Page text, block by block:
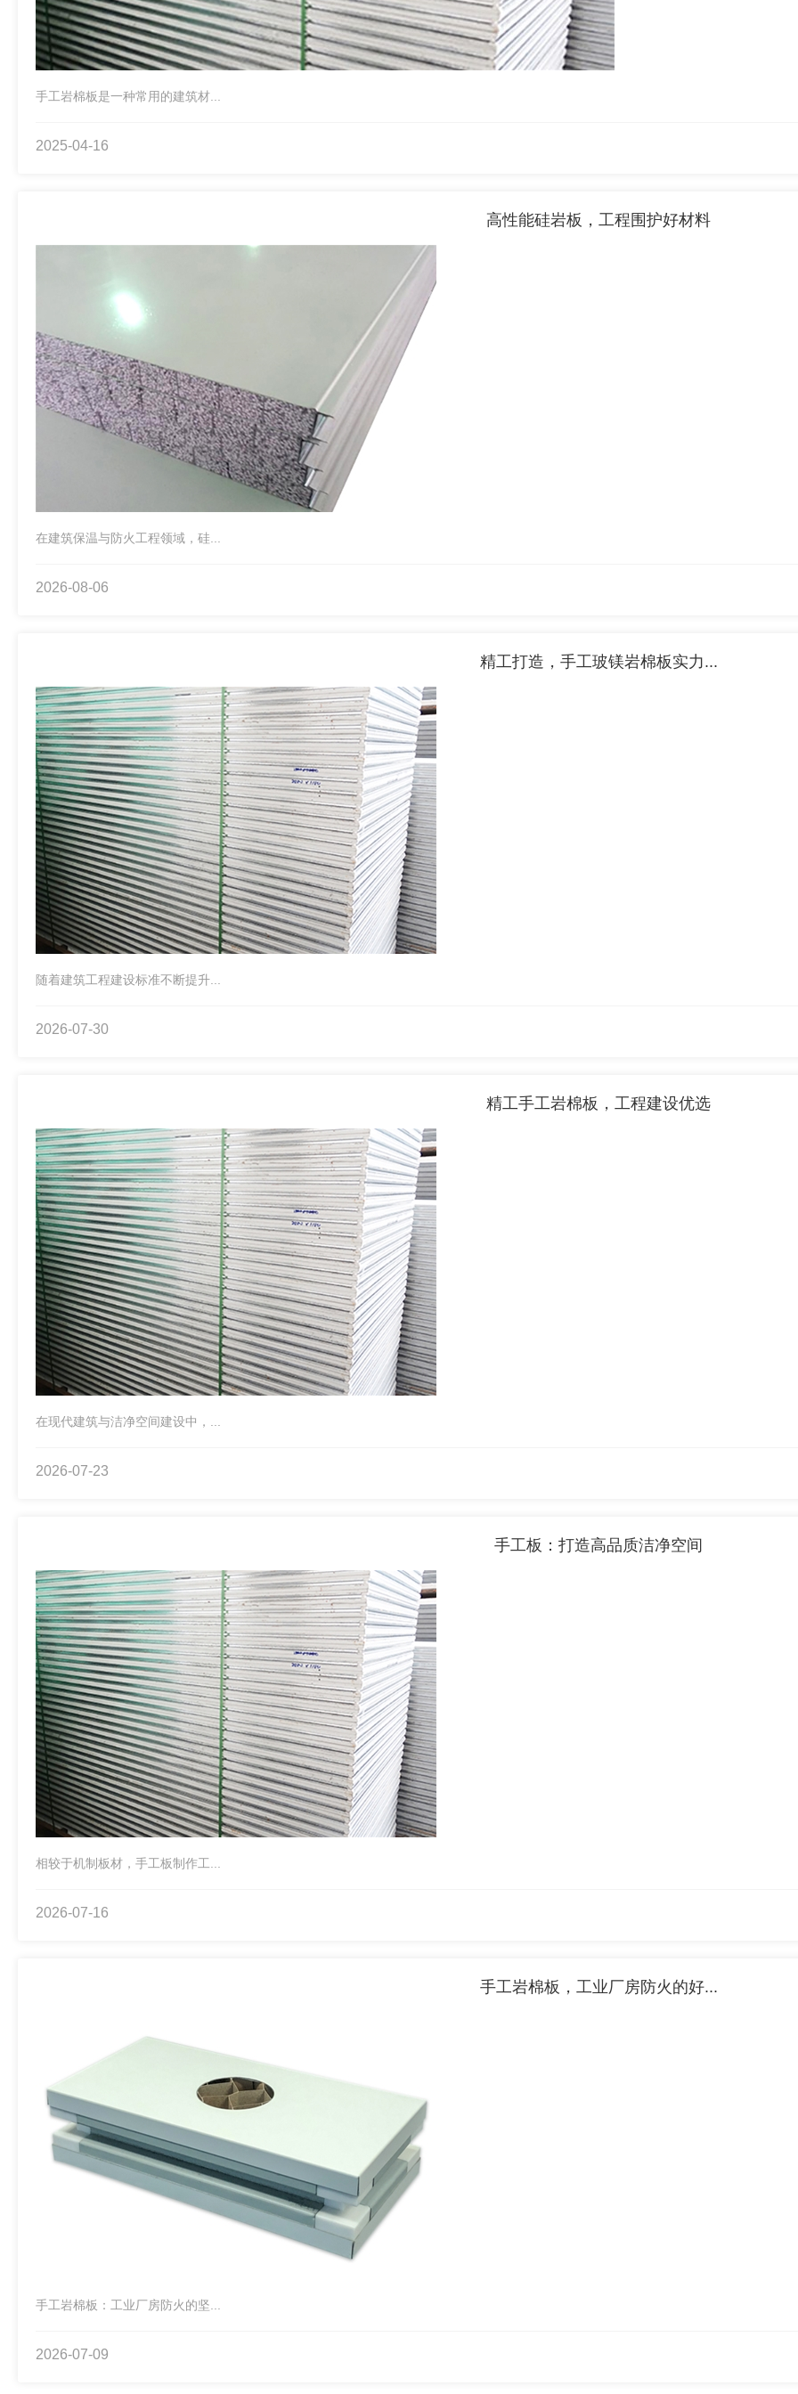
手工岩棉板是一种常用的建筑材...
2025-04-16
高性能硅岩板，工程围护好材料
在建筑保温与防火工程领域，硅...
2026-08-06
精工打造，手工玻镁岩棉板实力...
随着建筑工程建设标准不断提升...
2026-07-30
精工手工岩棉板，工程建设优选
在现代建筑与洁净空间建设中，...
2026-07-23
手工板：打造高品质洁净空间
相较于机制板材，手工板制作工...
2026-07-16
手工岩棉板，工业厂房防火的好...
手工岩棉板：工业厂房防火的坚...
2026-07-09